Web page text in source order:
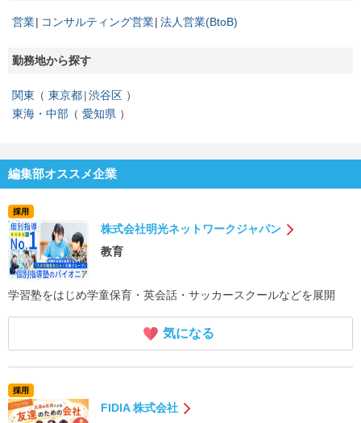
営業 コンサルティング営業 法人営業(BtoB)
勤務地から探す
関東 東京都 渋谷区
東海・中部
愛知県
編集部オススメ企業
採用
株式会社明光ネットワークジャパン
教育
学習塾をはじめ学童保育・英会話・サッカースクールなどを展開
気になる
採用
FIDIA 株式会社